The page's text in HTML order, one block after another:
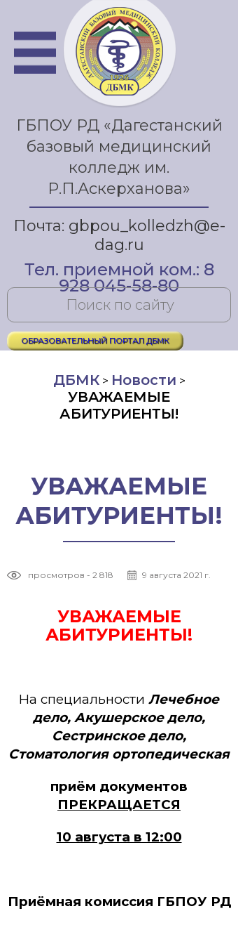
ГБПОУ РД «Дагестанский
базовый медицинский
колледж им.
Р.П.Аскерханова»
Почта: gbpou_kolledzh@e-
dag.ru
Тел. приемной ком.: 8
928 045-58-80
ОБРАЗОВАТЕЛЬНЫЙ ПОРТАЛ ДБМК
ДБМК> Новости >
УВАЖАЕМЫЕ
АБИТУРИЕНТЫ!
УВАЖАЕМЫЕ
АБИТУРИЕНТЫ!
просмотров - 2 818 9 августа 2021 г.
УВАЖАЕМЫЕ
АБИТУРИЕНТЫ!
На специальности Лечебное
дело, Акушерское дело,
Сестринское дело,
Стоматология ортопедическая
приём документов
ПРЕКРАЩАЕТСЯ
10 августа в 12:00
Приёмная комиссия ГБПОУ РД